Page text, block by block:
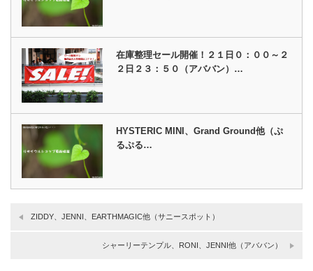
在庫整理セール開催！２１日０：００～２
２日２３：５０（アババン）…
HYSTERIC MINI、Grand Ground他（ぷ
るぷる…
ZIDDY、JENNI、EARTHMAGIC他（サニースポット）
シャーリーテンプル、RONI、JENNI他（アババン）